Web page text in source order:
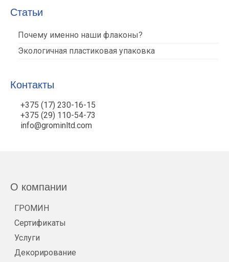
Статьи
Почему именно наши флаконы?
Экологичная пластиковая упаковка
Контакты
+375 (17) 230-16-15
+375 (29) 110-54-73
info@grominltd.com
О компании
ГРОМИН
Сертификаты
Услуги
Декорирование